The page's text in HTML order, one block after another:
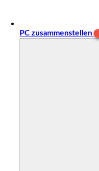
PC zusammenstellen